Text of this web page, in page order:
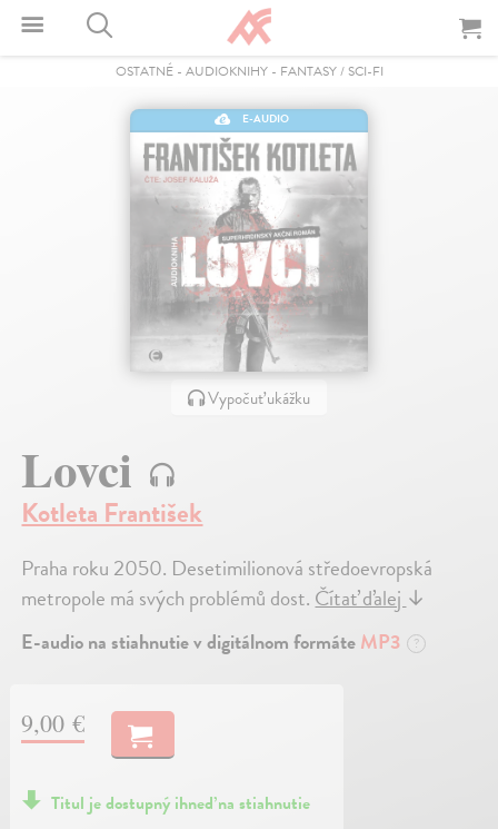
OSTATNÉ- AUDIOKNIHY- FANTASY / SCI-FI
E-AUDIO
Vypočuť ukážku
Lovci
Kotleta František
Praha roku 2050. Desetimilionová středoevropská
metropole má svých problémů dost.Čítať ďalej↓
E-audio na stiahnutie v digitálnom formáteMP3 ?
9,00 €
Titul je dostupný ihneď na stiahnutie